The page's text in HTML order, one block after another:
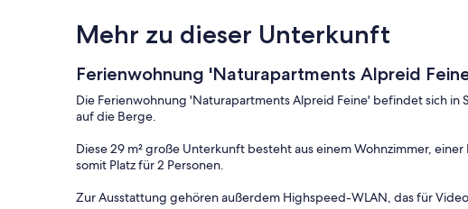
Mehr zu dieser Unterkunft
Ferienwohnung 'Naturapartments Alpreid
Die Ferienwohnung 'Naturapartments Alpreid Feine' befindet sich in
auf die Berge.
Diese 29 m² große Unterkunft besteht aus einem Wohnzimmer,
somit Platz für 2 Personen.
Zur Ausstattung gehören außerdem Highspeed-WLAN, das für